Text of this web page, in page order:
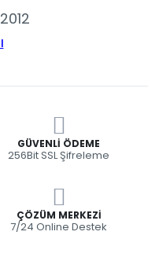
GÜVENLI ÖDEME
256Bit SSL Şifreleme
ÇÖZÜM MERKEZI
7/24 Online Destek